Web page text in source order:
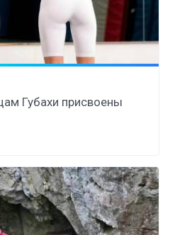
Губахи присвоены